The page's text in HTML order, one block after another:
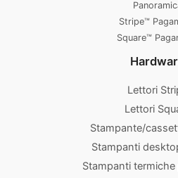
Stripe™
Square™
Lettori
Lettori
Stampante/
Stampanti
Stampanti termiche